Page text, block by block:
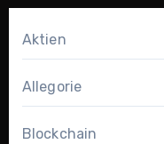
Aktien
Allegorie
Blockchain